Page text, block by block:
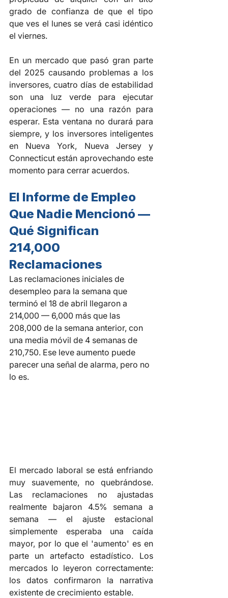
grado de confianza de que el tipo
que ves el lunes se verá casi idéntico
el viernes.
En un mercado que pasó gran parte
del 2025 causando problemas a los
inversores, cuatro días de estabilidad
son una luz verde para ejecutar
operaciones — no una razón para
esperar. Esta ventana no durará para
siempre, y los inversores inteligentes
en Nueva York, Nueva Jersey y
Connecticut están aprovechando este
momento para cerrar acuerdos.
El Informe de Empleo
Que Nadie Mencionó —
Qué Significan
214,000
Reclamaciones
Las reclamaciones iniciales de
desempleo para la semana que
terminó el 18 de abril llegaron a
214,000 — 6,000 más que las
208,000 de la semana anterior, con
una media móvil de 4 semanas de
210,750. Ese leve aumento puede
parecer una señal de alarma, pero no
lo es.
El mercado laboral se está enfriando
muy suavemente, no quebrándose.
Las reclamaciones no ajustadas
realmente bajaron 4.5% semana a
semana — el ajuste estacional
simplemente esperaba una caída
mayor, por lo que el 'aumento' es en
parte un artefacto estadístico. Los
mercados lo leyeron correctamente:
los datos confirmaron la narrativa
existente de crecimiento estable.